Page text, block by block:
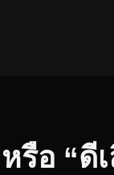
รือ “ดี